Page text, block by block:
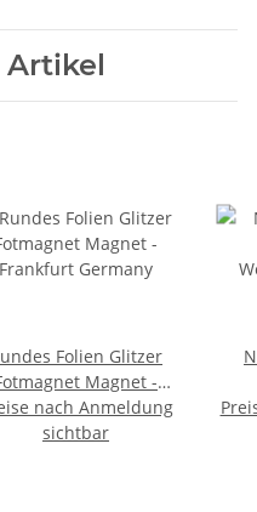
Folien Glitzer
Magnet -
Frankfurt Germany
nach Anmeldung
sichtbar